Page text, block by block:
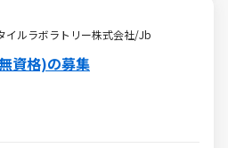
イルラボラトリー株式会社/Jb
資格)の募集